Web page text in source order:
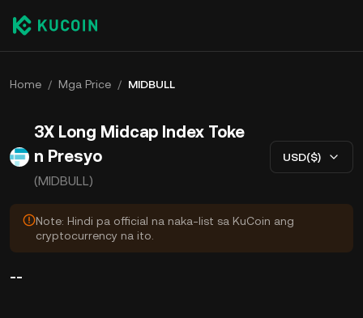
Home / Mga Price / MIDBULL
3X Long Midcap Index Toke
n Presyo
(MIDBULL)
USD($)
Note: Hindi pa official na naka-list sa KuCoin ang
cryptocurrency na ito.
--